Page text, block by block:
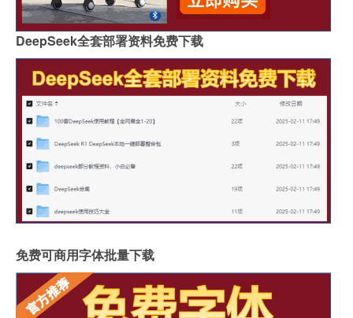
DeepSeek全套部署资料免费下载
免费可商用字体批量下载